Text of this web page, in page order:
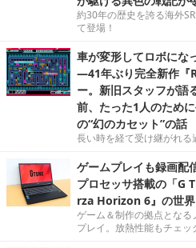
約30年の歴史を誇る海外
て登場！
車が変形してロボにな
―41年ぶり完全新作『
ー。新旧スタッフが語
前、たった1人のため
の“幻のカセット”の話
長い時を経て受け継がれる
ゲームプレイも録画
プロセッサ搭載の「G
rza Horizon 6』の世
ゲーム＆制作の拠点となる
プレイ。放熱性能もチェッ